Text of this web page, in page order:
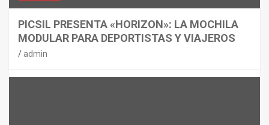
PICSIL PRESENTA «HORIZON»: LA MOCHILA
MODULAR PARA DEPORTISTAS Y VIAJEROS
admin